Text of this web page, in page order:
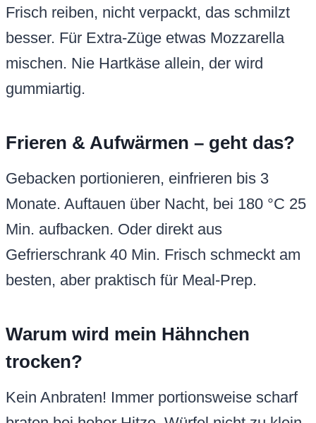
Frisch reiben, nicht verpackt, das schmilzt
besser. Für Extra-Züge etwas Mozzarella
mischen. Nie Hartkäse allein, der wird
gummiartig.
Frieren & Aufwärmen – geht das?
Gebacken portionieren, einfrieren bis 3
Monate. Auftauen über Nacht, bei 180 °C 25
Min. aufbacken. Oder direkt aus
Gefrierschrank 40 Min. Frisch schmeckt am
besten, aber praktisch für Meal-Prep.
Warum wird mein Hähnchen
trocken?
Kein Anbraten! Immer portionsweise scharf